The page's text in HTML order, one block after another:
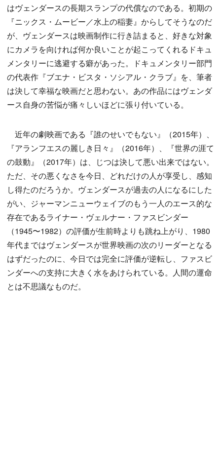
はヴェンダースの長期スランプの代償なのである。初期の
『ニックス・ムービー／水上の稲妻』からしてそうなのだ
が、ヴェンダースは映画制作に行き詰まると、好きな対象
にカメラを向ければ何か良いことが起こってくれるドキュ
メンタリーに逃避する癖があった。ドキュメンタリー部門
の代表作『ブエナ・ビスタ・ソシアル・クラブ』を、筆者
は決して幸福な映画だと思わない。あの作品にはヴェンダ
ース自身の苦悩が痛々しいほどに張り付いている。
近年の劇映画である『誰のせいでもない』（2015年）、
『アランフエスの麗しき日々』（2016年）、『世界の涯て
の鼓動』（2017年）は、じつは決して悪い出来ではない。
ただ、その悪くなさを今日、どれだけの人が享受し、感知
し得たのだろうか。ヴェンダースが過去の人になるにした
がい、ジャーマンニューウェイブのもう一人のエース的な
存在であるライナー・ヴェルナー・ファスビンダー
（1945〜1982）の評価が生前時よりも跳ね上がり、1980
年代まではヴェンダースが世界映画の次のリーダーとなる
はずだったのに、今日では完全に評価が逆転し、ファスビ
ンダーへの支持に大きく水をあけられている。人間の運命
とは不思議なものだ。